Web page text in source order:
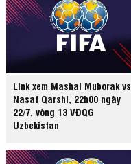
Link xem Mashal Muborak vs
Nasaf Qarshi, 22h00 ngày
22/7, vòng 13 VĐQG
Uzbekistan